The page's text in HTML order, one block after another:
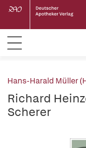
Hans-Harald Müller
Richard
Scherer